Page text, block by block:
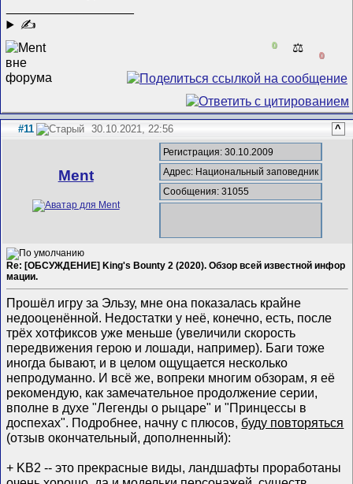
✍
0 ⚖️
0
#11 30.10.2021, 22:56 ^
Ment
Регистрация: 30.10.2009
Адрес: Национальный заповедник
Сообщения: 31055
Re: [ОБСУЖДЕНИЕ] King's Bounty 2 (2020). Обзор всей известной инфор
мации.
Прошёл игру за Эльзу, мне она показалась крайне
недооценённой. Недостатки у неё, конечно, есть, после
трёх хотфиксов уже меньше (увеличили скорость
передвижения герою и лошади, например). Баги тоже
иногда бывают, и в целом ощущается несколько
непродуманно. И всё же, вопреки многим обзорам, я её
рекомендую, как замечательное продолжение серии,
вполне в духе "Легенды о рыцаре" и "Принцессы в
доспехах". Подробнее, начну с плюсов, буду повторяться
(отзыв окончательный, дополненный):
+ KB2 -- это прекрасные виды, ландшафты проработаны